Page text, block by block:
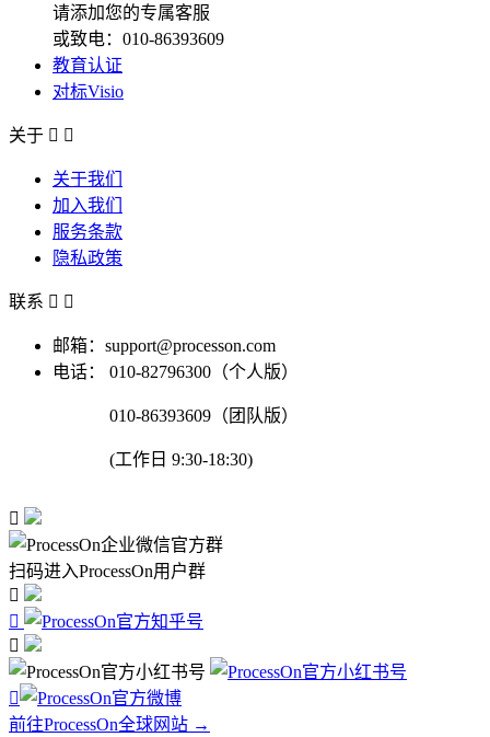
请添加您的专属客服
或致电：010-86393609
教育认证
对标Visio
关于  
关于我们
加入我们
服务条款
隐私政策
联系  
邮箱：support@processon.com
电话：
010-82796300（个人版）
010-86393609（团队版）
(工作日 9:30-18:30)

扫码进入ProcessOn用户群




前往ProcessOn全球网站 →